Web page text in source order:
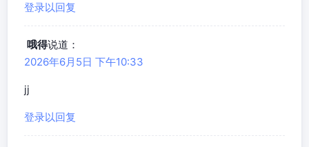
登录以回复
哦得说道：
2026年6月5日 下午10:33
jj
登录以回复